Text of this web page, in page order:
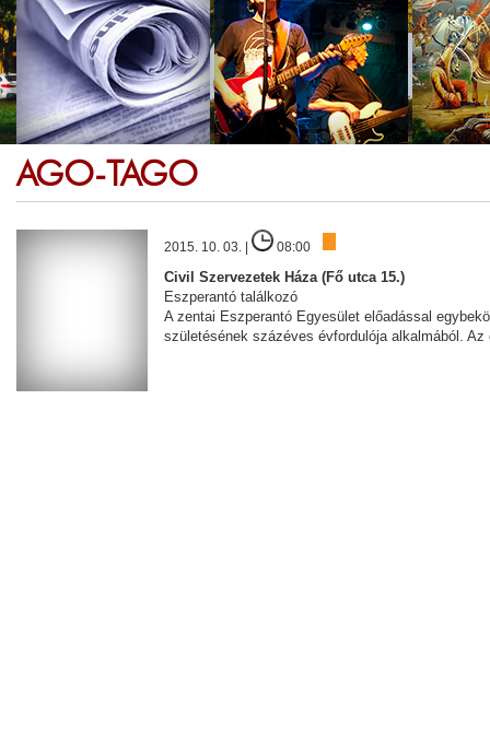
AGO-TAGO
2015. 10. 03. | 08:00
Civil Szervezetek Háza (Fő utca 15.)
Eszperantó találkozó
A zentai Eszperantó Egyesület előadással
születésének százéves évfordulója alkalmából.